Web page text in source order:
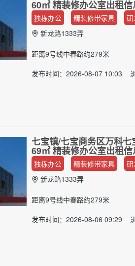
60㎡ 精装修办公室出租信
独栋办公
精装修带家具
新龙路1333弄
距离9号线中春路约279米
发布时间：2026-08-07 10:03
七宝镇/七宝商务区万科七
69㎡ 精装修办公室出租信
独栋办公
精装修带家具
新龙路1333弄
距离9号线中春路约279米
发布时间：2026-08-06 09:29